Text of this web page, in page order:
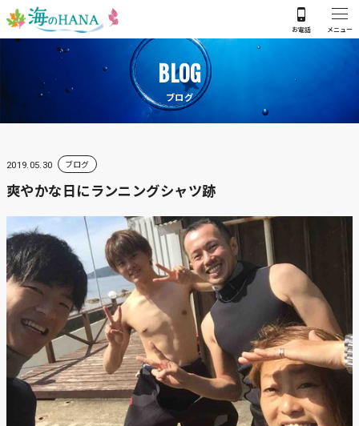
BLOG
ブログ
2019.05.30 ブログ
爽やかな日にランニングシャツ跡